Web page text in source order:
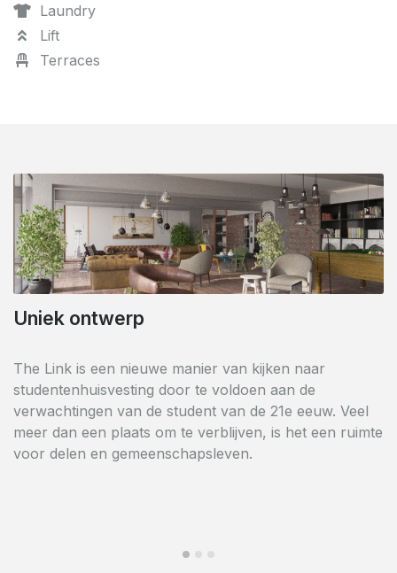
Laundry
Lift
Terraces
Uniek ontwerp
The Link is een nieuwe manier van kijken naar
studentenhuisvesting door te voldoen aan de
verwachtingen van de student van de 21e eeuw. Veel
meer dan een plaats om te verblijven, is het een ruimte
voor delen en gemeenschapsleven.
Gemeenschappelijke ruimtes
plek om te werken in de bibliotheek, een plek om te
ontspannen in de gemeenschappelijke ruimte met
biljart en bioscoop, een plek om te sporten met de
fitnessruimte en tot slot een culinaire ruimte met een
gemeenschappelijke keuken op elke verdieping.